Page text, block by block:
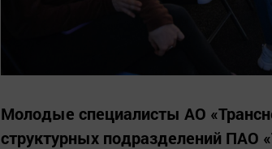
Молодые специалисты АО
структурных подразделений ПАО